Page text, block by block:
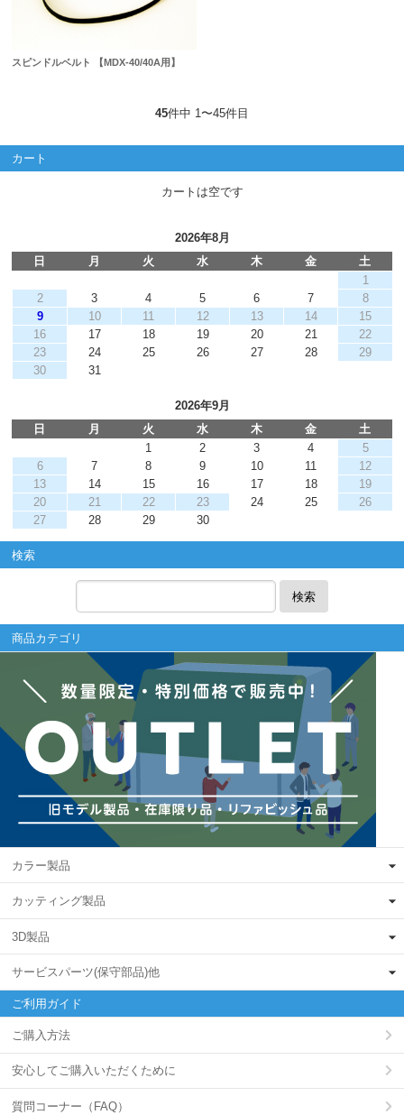
スピンドルベルト 【MDX-40/40A用】
45件中 1〜45件目
カート
カートは空です
2026年8月
日
月 火 水 木 金
土
1
2
3 4 5 6 7
8
9
10 11 12 13 14
15
16
17 18 19 20 21
22
23
24 25 26 27 28
29
30
31
2026年9月
日
月 火 水 木 金
土
1
2 3 4
5
6
7 8 9 10 11
12
13
14 15 16 17 18
19
20
21 22 23 24 25
26
27
28 29 30
検索
検索
商品カテゴリ
カラー製品
カッティング製品
3D製品
サービスパーツ(保守部品)他
ご利用ガイド
ご購入方法
安心してご購入いただくために
質問コーナー（FAQ）